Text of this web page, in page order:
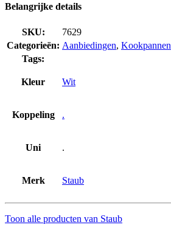
Belangrijke details
SKU:
7629
Categorieën: Aanbiedingen, Kookpannen
Tags:
Kleur Wit
Koppeling .
Uni .
Merk Staub
Toon alle producten van Staub